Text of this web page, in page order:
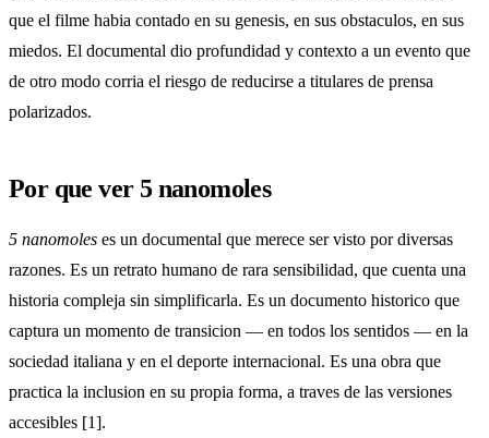
que el filme habia contado en su genesis, en sus obstaculos, en sus
miedos. El documental dio profundidad y contexto a un evento que
de otro modo corria el riesgo de reducirse a titulares de prensa
polarizados.
Por que ver 5 nanomoles
5 nanomoles es un documental que merece ser visto por diversas
razones. Es un retrato humano de rara sensibilidad, que cuenta una
historia compleja sin simplificarla. Es un documento historico que
captura un momento de transicion — en todos los sentidos — en la
sociedad italiana y en el deporte internacional. Es una obra que
practica la inclusion en su propia forma, a traves de las versiones
accesibles [1].